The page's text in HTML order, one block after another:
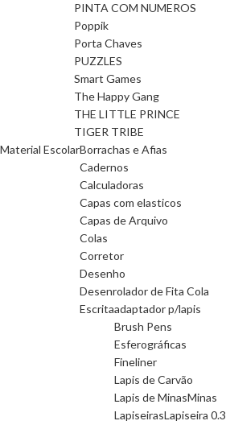
PINTA COM NUMEROS
Poppik
Porta Chaves
PUZZLES
Smart Games
The Happy Gang
THE LITTLE PRINCE
TIGER TRIBE
Material EscolarBorrachas e Afias
Cadernos
Calculadoras
Capas com elasticos
Capas de Arquivo
Colas
Corretor
Desenho
Desenrolador de Fita Cola
Escritaadaptador p/lapis
Brush Pens
Esferográficas
Fineliner
Lapis de Carvão
Lapis de MinasMinas
LapiseirasLapiseira 0.3